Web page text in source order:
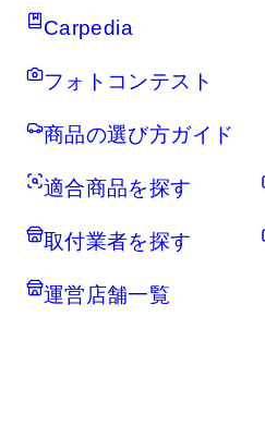
Carpedia
フォトコンテスト
商品の選び方ガイド
適合商品を探す
取付業者を探す
運営店舗一覧